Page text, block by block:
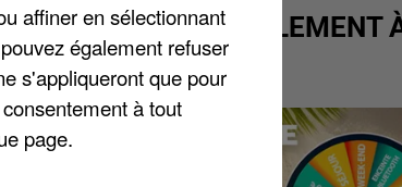
inclus, la
de
rendre
ACTUELLEMENT
GAGNER
affiner en sélectionnant
également refuser
s'appliqueront que pour
à tout
page.